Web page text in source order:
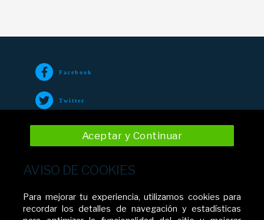
Facebook
Twitter
AVISO DE COOKIES
Para mejorar tu experiencia, utilizamos cookies para
recordar los detalles de navegación y estadísticas
Aceptar y Continuar